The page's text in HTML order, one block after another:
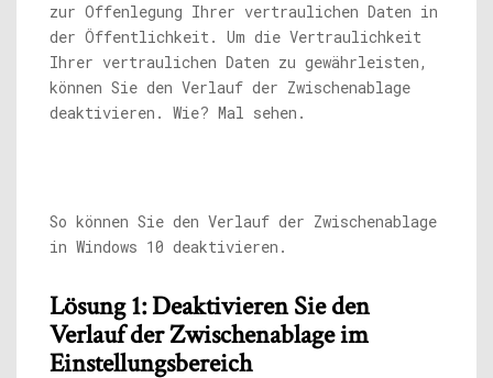
zur Offenlegung Ihrer vertraulichen Daten in
der Öffentlichkeit. Um die Vertraulichkeit
Ihrer vertraulichen Daten zu gewährleisten,
können Sie den Verlauf der Zwischenablage
deaktivieren. Wie? Mal sehen.
So können Sie den Verlauf der Zwischenablage
in Windows 10 deaktivieren.
Lösung 1: Deaktivieren Sie den
Verlauf der Zwischenablage im
Einstellungsbereich